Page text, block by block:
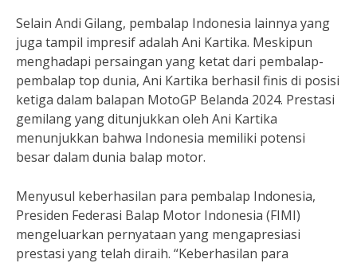
Selain Andi Gilang, pembalap Indonesia lainnya yang
juga tampil impresif adalah Ani Kartika. Meskipun
menghadapi persaingan yang ketat dari pembalap-
pembalap top dunia, Ani Kartika berhasil finis di posisi
ketiga dalam balapan MotoGP Belanda 2024. Prestasi
gemilang yang ditunjukkan oleh Ani Kartika
menunjukkan bahwa Indonesia memiliki potensi
besar dalam dunia balap motor.
Menyusul keberhasilan para pembalap Indonesia,
Presiden Federasi Balap Motor Indonesia (FIMI)
mengeluarkan pernyataan yang mengapresiasi
prestasi yang telah diraih. “Keberhasilan para